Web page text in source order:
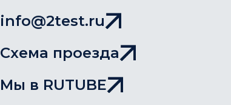
info@2test.ru
Схема проезда
Мы в RUTUBE